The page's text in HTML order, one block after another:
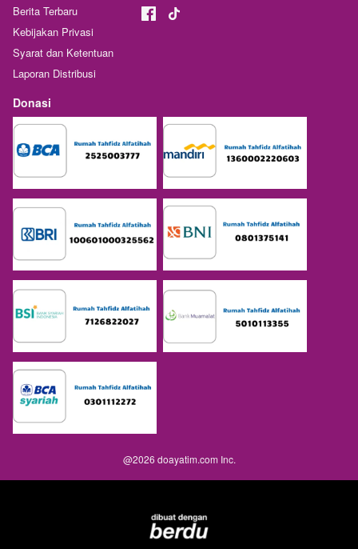
Berita Terbaru
Kebijakan Privasi
Syarat dan Ketentuan
Laporan Distribusi
Donasi
@2026 doayatim.com Inc.